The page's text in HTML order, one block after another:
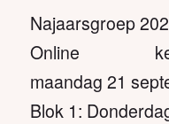
Najaarsgroep
Online
maandag 21
Blok 1: